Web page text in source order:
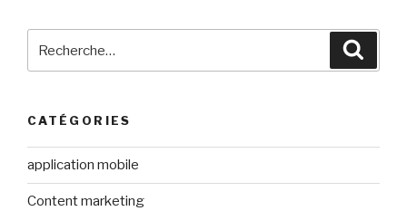
pour
CATÉGORIES
application mobile
Content marketing